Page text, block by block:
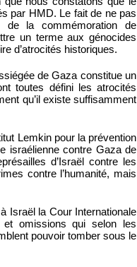
par HMD. Le fait de ne pas
de la commémoration de
un terme aux génocides
d’atrocités historiques.
de Gaza constitue un
toutes défini les atrocités
qu’il existe suffisamment
Lemkin pour la prévention
israélienne contre Gaza de
d’Israël contre les
contre l’humanité, mais
à Israël la Cour Internationale
omissions qui selon les
pouvoir tomber sous le